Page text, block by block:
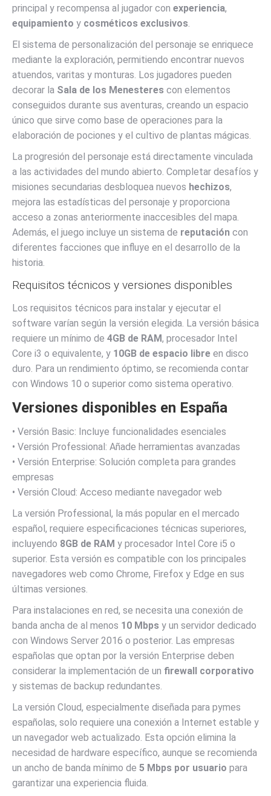
principal y recompensa al jugador con experiencia,
equipamiento y cosméticos exclusivos.
El sistema de personalización del personaje se enriquece
mediante la exploración, permitiendo encontrar nuevos
atuendos, varitas y monturas. Los jugadores pueden
decorar la Sala de los Menesteres con elementos
conseguidos durante sus aventuras, creando un espacio
único que sirve como base de operaciones para la
elaboración de pociones y el cultivo de plantas mágicas.
La progresión del personaje está directamente vinculada
a las actividades del mundo abierto. Completar desafíos y
misiones secundarias desbloquea nuevos hechizos,
mejora las estadísticas del personaje y proporciona
acceso a zonas anteriormente inaccesibles del mapa.
Además, el juego incluye un sistema de reputación con
diferentes facciones que influye en el desarrollo de la
historia.
Requisitos técnicos y versiones disponibles
Los requisitos técnicos para instalar y ejecutar el
software varían según la versión elegida. La versión básica
requiere un mínimo de 4GB de RAM, procesador Intel
Core i3 o equivalente, y 10GB de espacio libre en disco
duro. Para un rendimiento óptimo, se recomienda contar
con Windows 10 o superior como sistema operativo.
Versiones disponibles en España
• Versión Basic: Incluye funcionalidades esenciales
• Versión Professional: Añade herramientas avanzadas
• Versión Enterprise: Solución completa para grandes
empresas
• Versión Cloud: Acceso mediante navegador web
La versión Professional, la más popular en el mercado
español, requiere especificaciones técnicas superiores,
incluyendo 8GB de RAM y procesador Intel Core i5 o
superior. Esta versión es compatible con los principales
navegadores web como Chrome, Firefox y Edge en sus
últimas versiones.
Para instalaciones en red, se necesita una conexión de
banda ancha de al menos 10 Mbps y un servidor dedicado
con Windows Server 2016 o posterior. Las empresas
españolas que optan por la versión Enterprise deben
considerar la implementación de un firewall corporativo
y sistemas de backup redundantes.
La versión Cloud, especialmente diseñada para pymes
españolas, solo requiere una conexión a Internet estable y
un navegador web actualizado. Esta opción elimina la
necesidad de hardware específico, aunque se recomienda
un ancho de banda mínimo de 5 Mbps por usuario para
garantizar una experiencia fluida.